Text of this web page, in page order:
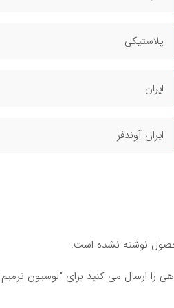
پلاستیکی
ایران
ایران آوندفر
نوشته نشده است.